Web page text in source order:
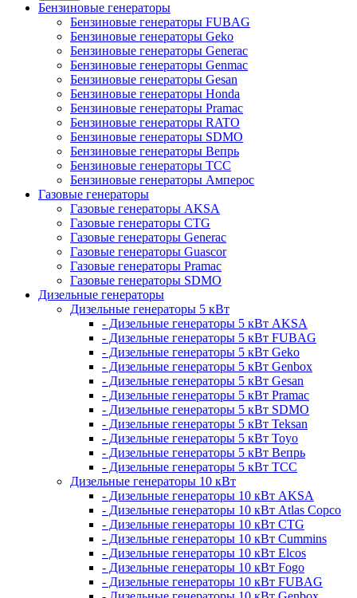
Бензиновые генераторы
Бензиновые генераторы FUBAG
Бензиновые генераторы Geko
Бензиновые генераторы Generac
Бензиновые генераторы Genmac
Бензиновые генераторы Gesan
Бензиновые генераторы Honda
Бензиновые генераторы Pramac
Бензиновые генераторы RATO
Бензиновые генераторы SDMO
Бензиновые генераторы Вепрь
Бензиновые генераторы ТСС
Бензиновые генераторы Амперос
Газовые генераторы
Газовые генераторы AKSA
Газовые генераторы CTG
Газовые генераторы Generac
Газовые генераторы Guascor
Газовые генераторы Pramac
Газовые генераторы SDMO
Дизельные генераторы
Дизельные генераторы 5 кВт
- Дизельные генераторы 5 кВт AKSA
- Дизельные генераторы 5 кВт FUBAG
- Дизельные генераторы 5 кВт Geko
- Дизельные генераторы 5 кВт Genbox
- Дизельные генераторы 5 кВт Gesan
- Дизельные генераторы 5 кВт Pramac
- Дизельные генераторы 5 кВт SDMO
- Дизельные генераторы 5 кВт Teksan
- Дизельные генераторы 5 кВт Toyo
- Дизельные генераторы 5 кВт Вепрь
- Дизельные генераторы 5 кВт ТСС
Дизельные генераторы 10 кВт
- Дизельные генераторы 10 кВт AKSA
- Дизельные генераторы 10 кВт Atlas Copco
- Дизельные генераторы 10 кВт CTG
- Дизельные генераторы 10 кВт Cummins
- Дизельные генераторы 10 кВт Elcos
- Дизельные генераторы 10 кВт Fogo
- Дизельные генераторы 10 кВт FUBAG